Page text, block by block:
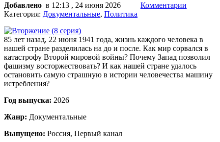
Добавлено в 12:13 , 24 июня 2026
Комментарии
Категория: Документальные, Политика
85 лет назад, 22 июня 1941 года, жизнь каждого человека в
нашей стране разделилась на до и после. Как мир сорвался в
катастрофу Второй мировой войны? Почему Запад позволил
фашизму восторжествовать? И как нашей стране удалось
остановить самую страшную в истории человечества машину
истребления?
Год выпуска: 2026
Жанр: Документальные
Выпущено: Россия, Первый канал